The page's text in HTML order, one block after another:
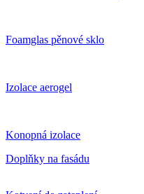
Foamglas pěnové sklo
Izolace aerogel
Konopná izolace
Doplňky na fasádu